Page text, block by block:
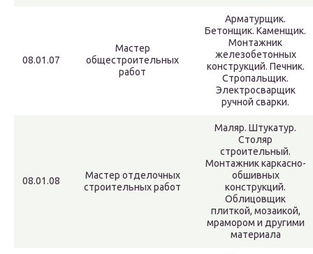
08.01.07
Мастер
общестроительных
работ
Арматурщик.
Бетонщик. Каменщик.
Монтажник
железобетонных
конструкций. Печник.
Стропальщик.
Электросварщик
ручной сварки.
08.01.08
Мастер отделочных
строительных работ
Маляр. Штукатур.
Столяр
строительный.
Монтажник каркасно-
обшивных
конструкций.
Облицовщик
плиткой, мозаикой,
мрамором и другими
материала